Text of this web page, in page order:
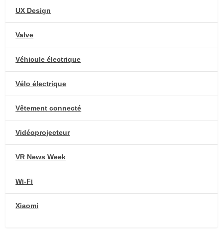
UX Design
Valve
Véhicule électrique
Vélo électrique
Vêtement connecté
Vidéoprojecteur
VR News Week
Wi-Fi
Xiaomi